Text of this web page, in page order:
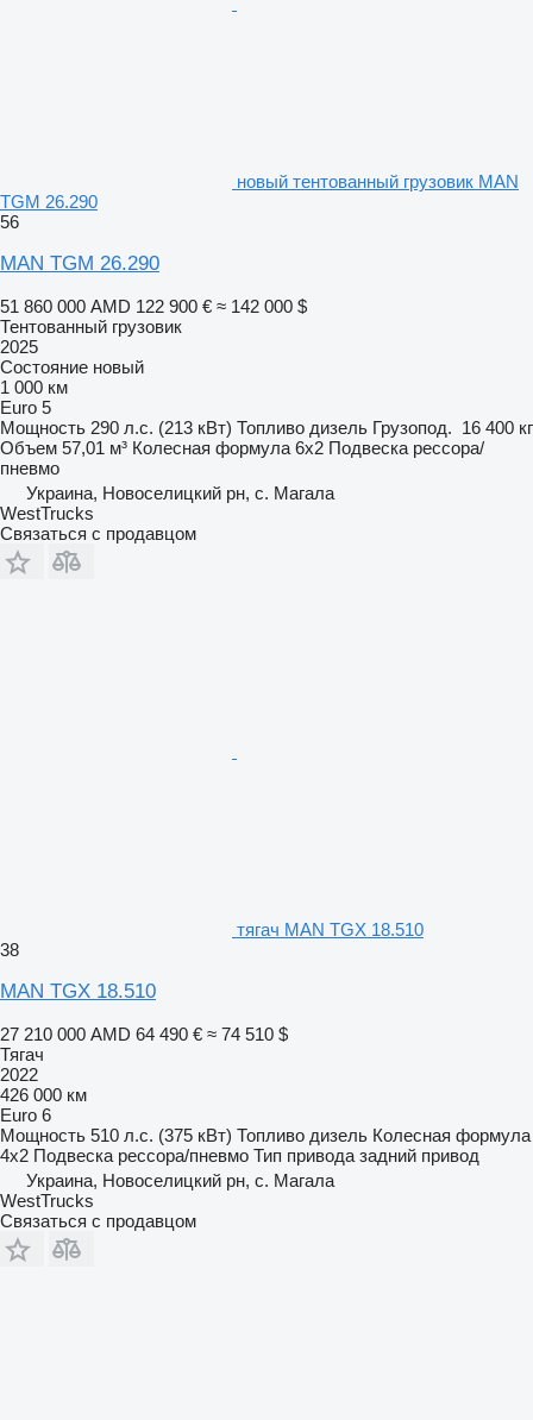
новый тентованный грузовик MAN
TGM 26.290
56
MAN TGM 26.290
51 860 000 AMD 122 900 € ≈ 142 000 $
Тентованный грузовик
2025
Состояние новый
1 000 км
Euro 5
Мощность 290 л.с. (213 кВт) Топливо дизель Грузопод. 16 400 кг
Объем 57,01 м³ Колесная формула 6x2 Подвеска рессора/
пневмо
Украина, Новоселицкий рн, с. Магала
WestTrucks
Связаться с продавцом
тягач MAN TGX 18.510
38
MAN TGX 18.510
27 210 000 AMD 64 490 € ≈ 74 510 $
Тягач
2022
426 000 км
Euro 6
Мощность 510 л.с. (375 кВт) Топливо дизель Колесная формула
4x2 Подвеска рессора/пневмо Тип привода задний привод
Украина, Новоселицкий рн, с. Магала
WestTrucks
Связаться с продавцом